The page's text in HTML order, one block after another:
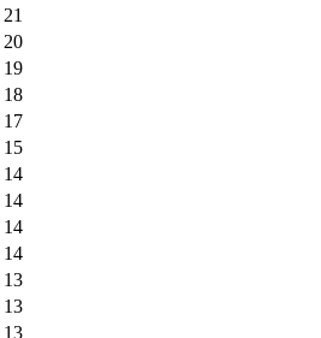
21
20
19
18
17
15
14
14
14
14
13
13
13